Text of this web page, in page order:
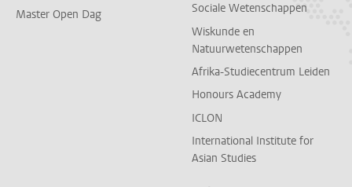
Master Open Dag
Sociale Wetenschappen
Wiskunde en
Natuurwetenschappen
Afrika-Studiecentrum Leiden
Honours Academy
ICLON
International Institute for
Asian Studies